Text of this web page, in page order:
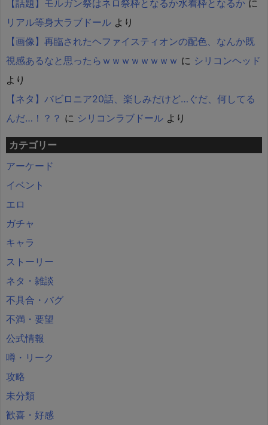
【話題】モルガン祭はネロ祭枠となるか水着枠となるか に
リアル等身大ラブドール より
【画像】再臨されたヘファイスティオンの配色、なんか既
視感あるなと思ったらｗｗｗｗｗｗｗｗ に シリコンヘッド
より
【ネタ】バビロニア20話、楽しみだけど…ぐだ、何してる
んだ…！？？ に シリコンラブドール より
カテゴリー
アーケード
イベント
エロ
ガチャ
キャラ
ストーリー
ネタ・雑談
不具合・バグ
不満・要望
公式情報
噂・リーク
攻略
未分類
歓喜・好感